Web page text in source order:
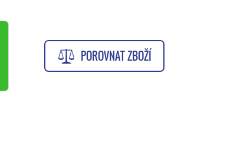
POROVNAT ZBOŽÍ